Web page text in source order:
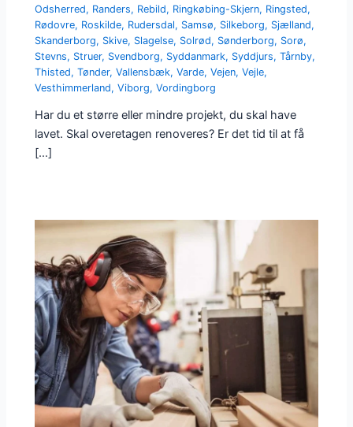
Odsherred, Randers, Rebild, Ringkøbing-Skjern, Ringsted,
Rødovre, Roskilde, Rudersdal, Samsø, Silkeborg, Sjælland,
Skanderborg, Skive, Slagelse, Solrød, Sønderborg, Sorø,
Stevns, Struer, Svendborg, Syddanmark, Syddjurs,Tårnby,
Thisted,Tønder,Vallensbæk,Varde,Vejen,Vejle,
Vesthimmerland,Viborg,Vordingborg
Har du et større eller mindre projekt, du skal have
lavet. Skal overetagen renoveres? Er det tid til at få
[…]